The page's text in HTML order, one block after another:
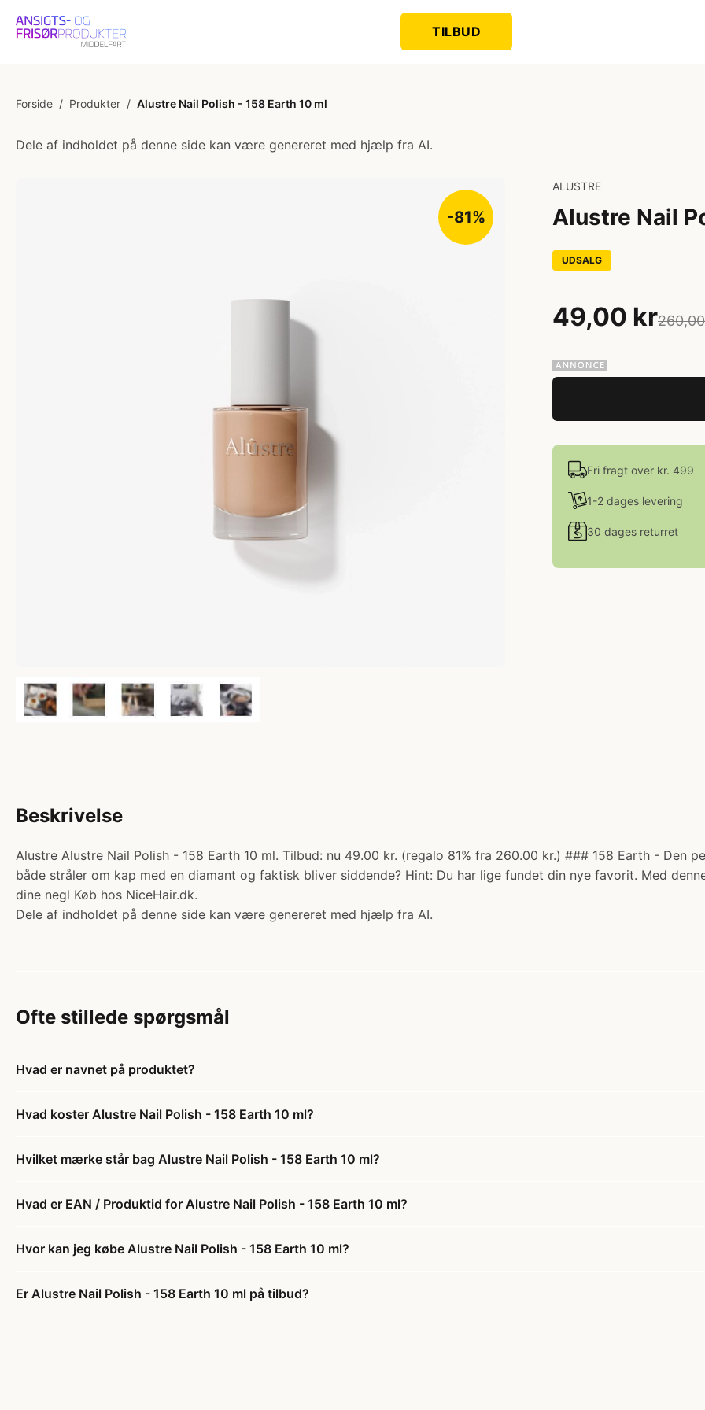
TILBUD
Forside / Produkter / Alustre Nail Polish - 158 Earth 10 ml
Dele af indholdet på denne side kan være genereret med hjælp fra AI.
-81%
ALUSTRE
Alustre Nail
UDSALG
49,00 kr
Fri fragt over kr. 499
1-2 dages levering
30 dages returret
Beskrivelse
Alustre Alustre Nail Polish - 158 Earth 10 ml. Tilbud: nu 49.00 kr. (regalo 81% fra 260.00 kr.) ### 158 Earth - Den
både stråler om kap med en diamant og faktisk bliver siddende? Hint: Du har lige fundet din nye favorit. Med
dine negl Køb hos NiceHair.dk.
Dele af indholdet på denne side kan være genereret med hjælp fra AI.
Ofte stillede spørgsmål
Hvad er navnet på produktet?
Hvad koster Alustre Nail Polish - 158 Earth 10 ml?
Hvilket mærke står bag Alustre Nail Polish - 158 Earth 10 ml?
Hvad er EAN / Produktid for Alustre Nail Polish - 158 Earth 10 ml?
Hvor kan jeg købe Alustre Nail Polish - 158 Earth 10 ml?
Er Alustre Nail Polish - 158 Earth 10 ml på tilbud?